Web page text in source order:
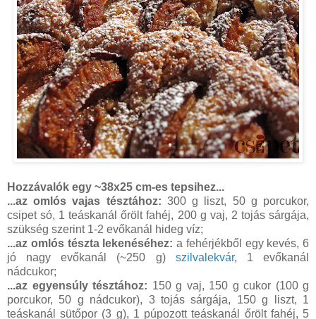
Hozzávalók egy ~38x25 cm-es tepsihez...
...az omlós vajas tésztához: 300 g liszt, 50 g porcukor,
csipet só, 1 teáskanál őrölt fahéj, 200 g vaj, 2 tojás sárgája,
szükség szerint 1-2 evőkanál hideg víz;
...az omlós tészta lekenéséhez: a fehérjékből egy kevés, 6
jó nagy evőkanál (~250 g) szilvalekvár, 1 evőkanál
nádcukor;
...az egyensúly tésztához: 150 g vaj, 150 g cukor (100 g
porcukor, 50 g nádcukor), 3 tojás sárgája, 150 g liszt, 1
teáskanál sütőpor (3 g), 1 púpozott teáskanál őrölt fahéj, 5